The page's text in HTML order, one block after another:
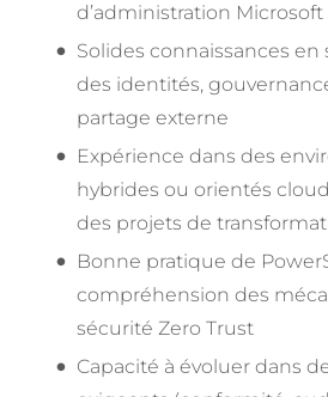
d’administration Microsoft
Solides connaissances
des identités,
partage externe
Expérience dans des
hybrides ou orientés
des projets de
Bonne pratique de
compréhension des
sécurité Zero Trust
Capacité à évoluer dans